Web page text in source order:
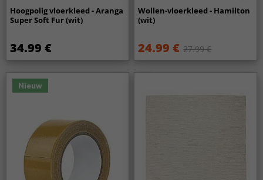
Hoogpolig vloerkleed - Aranga
Super Soft Fur (wit)
34.99 €
Wollen-vloerkleed - Hamilton
(wit)
24.99 € 27.99 €
Nieuw